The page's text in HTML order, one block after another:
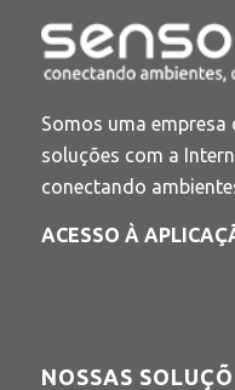
Somos uma
soluções com a
conectando
ACESSO À
NOSSAS